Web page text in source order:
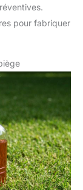
pour fabriquer